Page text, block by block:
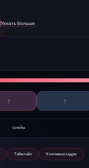
Узнать больше
? ?
Склейка
Таймлайн Ключевые кадры